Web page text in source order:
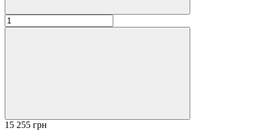
15 255 грн